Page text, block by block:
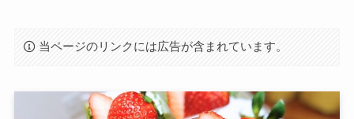
当ページのリンクには広告が含まれています。